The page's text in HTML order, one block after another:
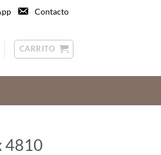
Contacto
CARRITO
4810